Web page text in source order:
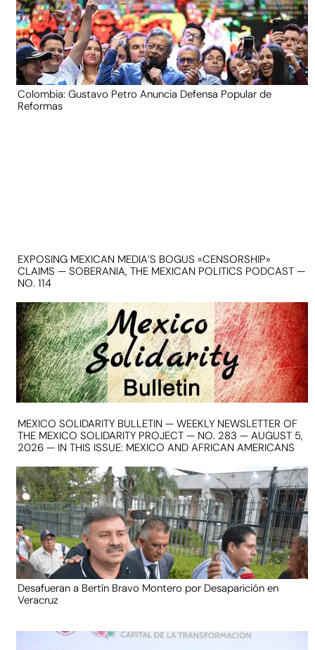
Colombia: Gustavo Petro Anuncia Defensa Popular de
Reformas
EXPOSING MEXICAN MEDIA’S BOGUS «CENSORSHIP»
CLAIMS — SOBERANIA, THE MEXICAN POLITICS PODCAST —
NO. 114
MEXICO SOLIDARITY BULLETIN — WEEKLY NEWSLETTER OF
THE MEXICO SOLIDARITY PROJECT — NO. 283 — AUGUST 5,
2026 — IN THIS ISSUE: MEXICO AND AFRICAN AMERICANS
Desafueran a Bertín Bravo Montero por Desaparición en
Veracruz